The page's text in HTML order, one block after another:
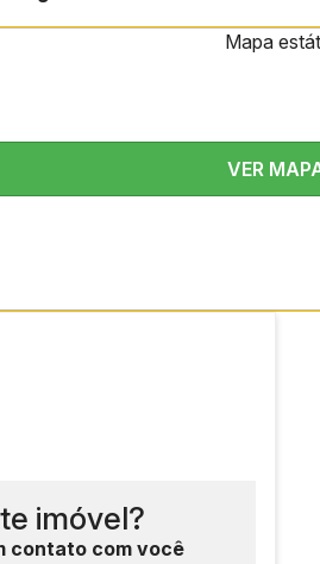
VER
imóvel?
contato com você